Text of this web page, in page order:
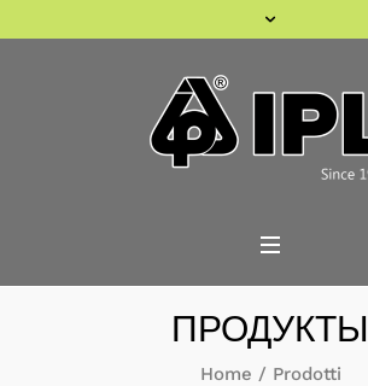
ПРОДУКТЫ
Home / Prodotti